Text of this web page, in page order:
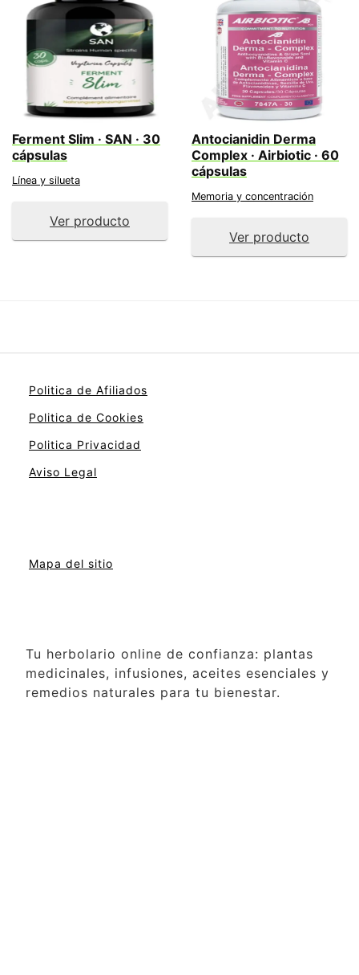
Ferment Slim · SAN · 30
cápsulas
Línea y silueta
Ver producto
Antocianidin Derma
Complex · Airbiotic · 60
cápsulas
Memoria y concentración
Ver producto
Politica de Afiliados
Politica de Cookies
Politica Privacidad
Aviso Legal
Mapa del sitio
Tu herbolario online de confianza: plantas
medicinales, infusiones, aceites esenciales y
remedios naturales para tu bienestar.